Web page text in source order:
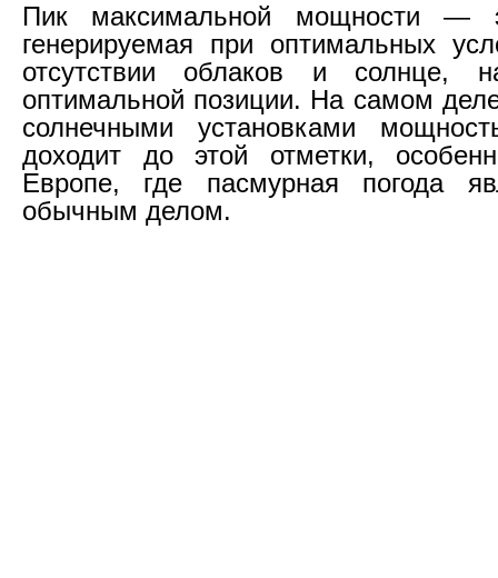
Пик максимальной мощности —
генерируемая при оптимальных
отсутствии облаков и солнце,
оптимальной позиции. На самом
солнечными установками
доходит до этой отметки,
Европе, где пасмурная погода
обычным делом.